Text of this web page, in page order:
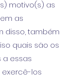
motivo(s) as
as
disso, também
quais são os
a essas
los